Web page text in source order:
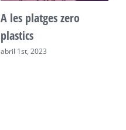
A les platges zero
plastics
abril 1st, 2023